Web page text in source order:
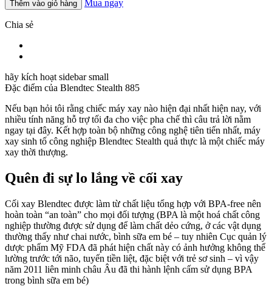
Thêm vào giỏ hàng Mua ngay
Chia sẻ
hãy kích hoạt sidebar small
Đặc điểm của Blendtec Stealth 885
Nếu bạn hỏi tôi rằng chiếc máy xay nào hiện đại nhất hiện nay, với
nhiều tính năng hỗ trợ tối đa cho việc pha chế thì câu trả lời nằm
ngay tại đây. Kết hợp toàn bộ những công nghệ tiên tiến nhất, máy
xay sinh tố công nghiệp Blendtec Stealth quả thực là một chiếc máy
xay thời thượng.
Quên đi sự lo lắng về cối xay
Cối xay Blendtec được làm từ chất liệu tổng hợp với BPA-free nên
hoàn toàn “an toàn” cho mọi đối tượng (BPA là một hoá chất công
nghiệp thường được sử dụng để làm chất dẻo cứng, ở các vật dụng
thường thấy như chai nước, bình sữa em bé – tuy nhiên Cục quản lý
dược phẩm Mỹ FDA đã phát hiện chất này có ảnh hưởng không thể
lường trước tới não, tuyến tiền liệt, đặc biệt với trẻ sơ sinh – vì vậy
năm 2011 liên minh châu Âu đã thi hành lệnh cấm sử dụng BPA
trong bình sữa em bé)